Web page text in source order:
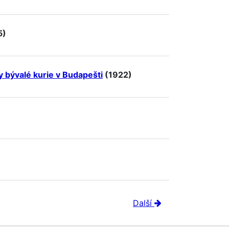
bývalé kurie v Budapešti (1922)
Další